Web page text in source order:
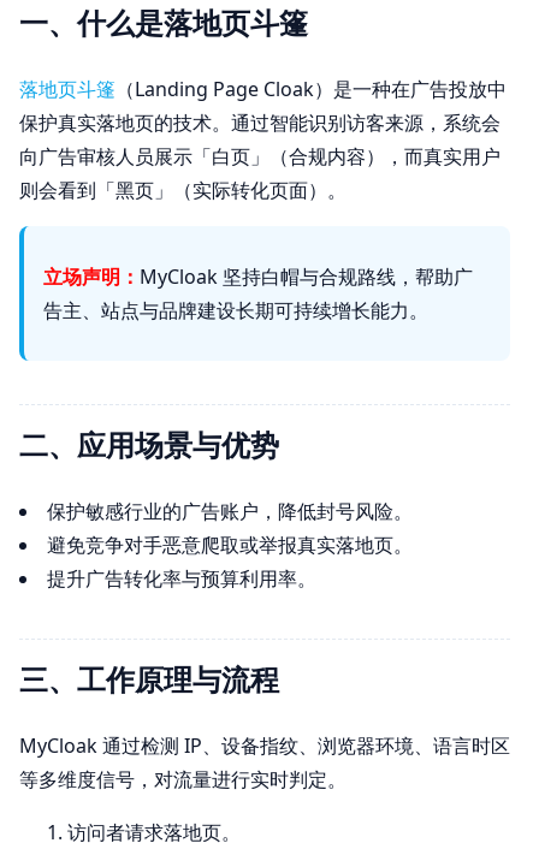
一、什么是落地页斗篷
落地页斗篷 （Landing Page Cloak）是一种在广告投放中
保护真实落地页的技术。通过智能识别访客来源，系统会
向广告审核人员展示「白页」（合规内容），而真实用户
则会看到「黑页」（实际转化页面）。
立场声明： MyCloak 坚持白帽与合规路线，帮助广
告主、站点与品牌建设长期可持续增长能力。
二、应用场景与优势
保护敏感行业的广告账户，降低封号风险。
避免竞争对手恶意爬取或举报真实落地页。
提升广告转化率与预算利用率。
三、工作原理与流程
MyCloak 通过检测 IP、设备指纹、浏览器环境、语言时区
等多维度信号，对流量进行实时判定。
访问者请求落地页。